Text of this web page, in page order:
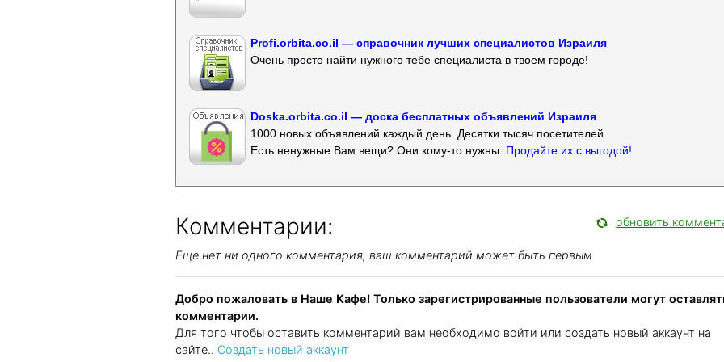
Profi.orbita.co.il — справочник лучших специалистов Израиля
Очень просто найти нужного тебе специалиста в твоем городе!
Doska.orbita.co.il — доска бесплатных объявлений Израиля
1000 новых объявлений каждый день. Десятки тысяч посетителей.
Есть ненужные Вам вещи? Они кому-то нужны. Продайте их с выгодой!
Комментарии: обновить
Еще нет ни одного комментария, ваш комментарий может быть первым
Добро пожаловать в Наше Кафе! Только зарегистрированные пользователи могут
комментарии.
Для того чтобы оставить комментарий вам необходимо войти или создать новый аккаунт на
сайте.. Создать новый аккаунт